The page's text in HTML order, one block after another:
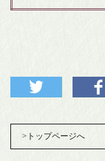
>トップページへ